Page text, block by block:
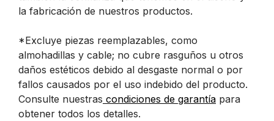
la fabricación de nuestros productos.
*Excluye piezas reemplazables, como
almohadillas y cable; no cubre rasguños u otros
daños estéticos debido al desgaste normal o por
fallos causados por el uso indebido del producto.
Consulte nuestras condiciones de garantía para
obtener todos los detalles.